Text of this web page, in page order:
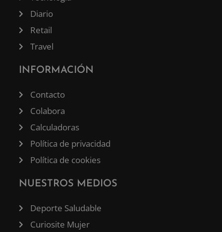
Diario
Retail
Travel
INFORMACIÓN
Contacto
Colabora
Calculadoras
Política de privacidad
Política de cookies
NUESTROS MEDIOS
Deporte Saludable
Curiosite Mujer